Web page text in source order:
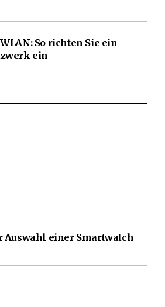
So richten Sie ein
ein
Auswahl einer Smartwatch